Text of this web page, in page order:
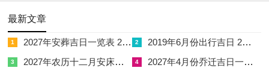
积蓄本就微薄，凭此岁运若遇调动或跳槽机遇，需审慎考察合
同，谨防薪酬陷阱。
2025年属龙人的全年运势
最新文章
1 2027年安葬吉日一览表 2027年12月安葬吉日一览表 2 2019年6月份出行吉日 2027年6月出行吉日一览表
3 2027年农历十二月安床吉日 2027年正月安床吉日吉时查询 4 2027年4月份乔迁吉日一览表 2027年4月乔迁吉日吉时查询